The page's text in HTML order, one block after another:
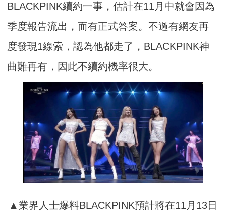
BLACKPINK續約一事，估計在11月中就會因為
季度報告流出，而有正式答案。不過有網友再
度發現1線索，認為他都走了，BLACKPINK神
曲難再有，因此不續約機率很大。
▲業界人士爆料BLACKPINK預計將在11月13日